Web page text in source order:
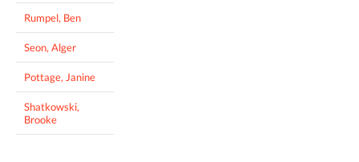
Rumpel, Ben
Seon, Alger
Pottage, Janine
Shatkowski,
Brooke